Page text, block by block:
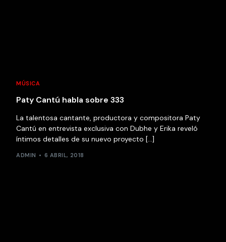
MÚSICA
Paty Cantú habla sobre 333
La talentosa cantante, productora y compositora Paty
Cantú en entrevista exclusiva con Dubhe y Erika reveló
íntimos detalles de su nuevo proyecto […]
ADMIN 6 ABRIL, 2018